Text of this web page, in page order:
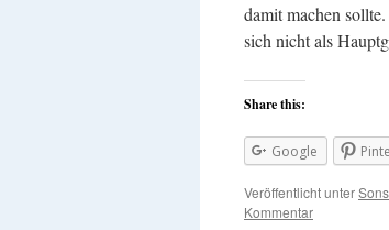
damit machen
sich nicht als
Share this:
Google
Veröffentlicht unter
Kommentar